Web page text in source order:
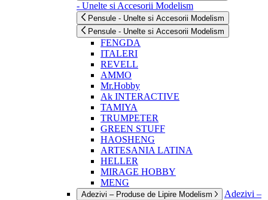
- Unelte si Accesorii Modelism
Pensule - Unelte si Accesorii Modelism
Pensule - Unelte si Accesorii Modelism
FENGDA
ITALERI
REVELL
AMMO
Mr.Hobby
Ak INTERACTIVE
TAMIYA
TRUMPETER
GREEN STUFF
HAOSHENG
ARTESANIA LATINA
HELLER
MIRAGE HOBBY
MENG
Adezivi – Produse de Lipire Modelism
Adezivi –